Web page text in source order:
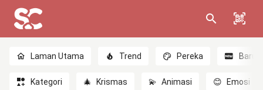
Laman Utama Trend Pereka Baru
Kategori 🎄 Krismas 💫 Animasi 😊 Emosi